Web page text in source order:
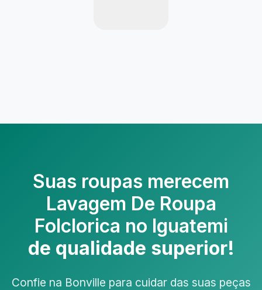
Suas roupas merecem
Lavagem De Roupa
Folclorica no Iguatemi
de qualidade superior!
Confie na Bonville para cuidar das suas peças